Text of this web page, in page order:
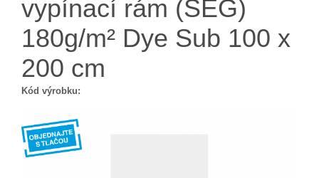
vypínací rám (SEG)
180g/m² Dye Sub 100 x
200 cm
Kód výrobku: